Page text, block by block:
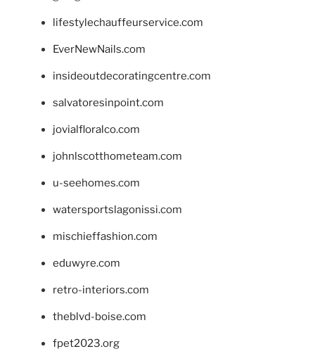
lifestylechauffeurservice.com
EverNewNails.com
insideoutdecoratingcentre.com
salvatoresinpoint.com
jovialfloralco.com
johnlscotthometeam.com
u-seehomes.com
watersportslagonissi.com
mischieffashion.com
eduwyre.com
retro-interiors.com
theblvd-boise.com
fpet2023.org